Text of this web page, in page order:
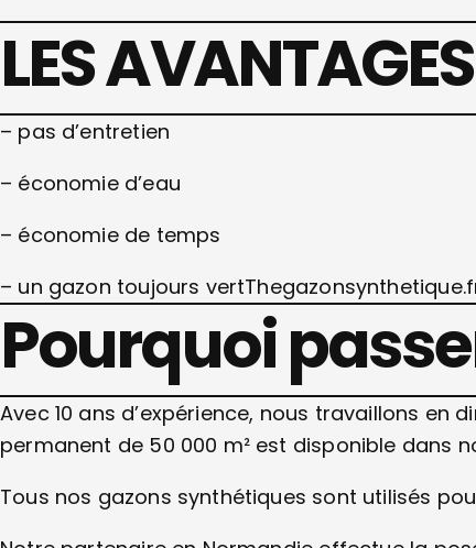
LES
– pas d’entretien
– économie d’eau
– économie de temps
– un gazon toujours
Pourquoi
Avec 10 ans d’expérience, nous travaillons
permanent de 50 000 m² est disponible dans
Tous nos gazons synthétiques sont utilisés